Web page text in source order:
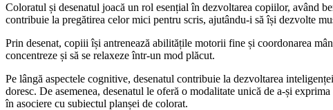
Coloratul și desenatul joacă un rol esențial în dezvoltarea copiilor, având
contribuie la pregătirea celor mici pentru scris, ajutându-i să își dezvolte
Prin desenat, copiii își antrenează abilitățile motorii fine și coordonarea
concentreze și să se relaxeze într-un mod plăcut.
Pe lângă aspectele cognitive, desenatul contribuie la dezvoltarea
doresc. De asemenea, desenatul le oferă o modalitate unică de a-și
în asociere cu subiectul planșei de colorat.